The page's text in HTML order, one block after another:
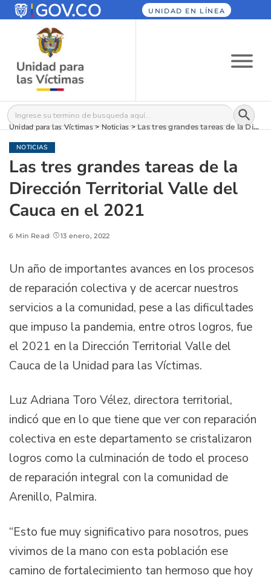
UNIDAD EN LÍNEA
Buscar: Botón
Unidad para las Víctimas>Noticias>Las tres grandes tareas de la Dirección Territorial Valle del Cauca en el 2021
NOTICIAS
Las tres grandes tareas de la
Dirección Territorial Valle del
Cauca en el 2021
6 Min Read 13 enero, 2022
Un año de importantes avances en los procesos
de reparación colectiva y de acercar nuestros
servicios a la comunidad, pese a las dificultades
que impuso la pandemia, entre otros logros, fue
el 2021 en la Dirección Territorial Valle del
Cauca de la Unidad para las Víctimas.
Luz Adriana Toro Vélez, directora territorial,
indicó que en lo que tiene que ver con reparación
colectiva en este departamento se cristalizaron
logros como la culminación de todo el proceso
de reparación integral con la comunidad de
Arenillo, Palmira.
“Esto fue muy significativo para nosotros, pues
vivimos de la mano con esta población ese
camino de fortalecimiento tan hermoso que hoy